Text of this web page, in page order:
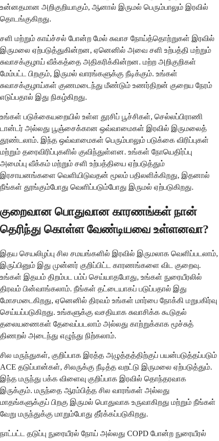
உன்னதமான அறிகுறியாகும், ஆனால் இருமல் பெரும்பாலும் இரவில்
தொடங்குகிறது.
சளி மற்றும் காய்ச்சல் போன்ற மேல் சுவாச நோய்த்தொற்றுகள் இரவில்
இருமலை ஏற்படுத்துகின்றன, ஏனெனில் அவை சளி உற்பத்தி மற்றும்
சுவாசக்குழாய் வீக்கத்தை அதிகரிக்கின்றன. மற்ற அறிகுறிகள்
மேம்பட்ட பிறகும், இருமல் வாரங்களுக்கு நீடிக்கும். உங்கள்
சுவாசக்குழாய்கள் குணமடைந்து மீண்டும் உணர்திறன் குறைய நேரம்
எடுப்பதால் இது நிகழ்கிறது.
உங்கள் படுக்கையறையில் உள்ள தூசிப் பூச்சிகள், செல்லப்பிராணி
டான்டர் அல்லது பூஞ்சைக்கான ஒவ்வாமைகள் இரவில் இருமலைத்
தூண்டலாம். இந்த ஒவ்வாமைகள் பெரும்பாலும் படுக்கை விரிப்புகள்
மற்றும் தரைவிரிப்புகளில் குவிந்துள்ளன. உங்கள் நோயெதிர்ப்பு
அமைப்பு வீக்கம் மற்றும் சளி உற்பத்தியை ஏற்படுத்தும்
இரசாயனங்களை வெளியிடுவதன் மூலம் பதிலளிக்கிறது, இதனால்
நீங்கள் தூங்கும்போது வெளிப்படும்போது இருமல் ஏற்படுகிறது.
குறைவான பொதுவான காரணங்கள் நான்
தெரிந்து கொள்ள வேண்டியவை உள்ளனவா?
இதய செயலிழப்பு சில சமயங்களில் இரவில் இருமலாக வெளிப்படலாம்,
இருப்பினும் இது முன்னர் குறிப்பிட்ட காரணங்களை விட குறைவு.
உங்கள் இதயம் திறம்பட பம்ப் செய்யாதபோது, ​​உங்கள் நுரையீரலில்
திரவம் பின்வாங்கலாம். நீங்கள் தட்டையாகப் படுப்பதால் இது
மோசமடைகிறது, ஏனெனில் திரவம் உங்கள் மார்பை நோக்கி மறுபகிர்வு
செய்யப்படுகிறது. உங்களுக்கு வசதியாக சுவாசிக்க கூடுதல்
தலையணைகள் தேவைப்படலாம் அல்லது காற்றுக்காக மூச்சுத்
திணறல் அடைந்து எழுந்து நிற்கலாம்.
சில மருந்துகள், குறிப்பாக இரத்த அழுத்தத்திற்குப் பயன்படுத்தப்படும்
ACE தடுப்பான்கள், சிலருக்கு நீடித்த வறட்டு இருமலை ஏற்படுத்தும்.
இந்த மருந்து பக்க விளைவு குறிப்பாக இரவில் தொந்தரவாக
இருக்கும். மருந்தை ஆரம்பித்த சில வாரங்கள் அல்லது
மாதங்களுக்குப் பிறகு இருமல் பொதுவாக உருவாகிறது மற்றும் நீங்கள்
வேறு மருந்துக்கு மாறும்போது தீர்க்கப்படுகிறது.
நாட்பட்ட தடுப்பு நுரையீரல் நோய் அல்லது COPD போன்ற நுரையீரல்